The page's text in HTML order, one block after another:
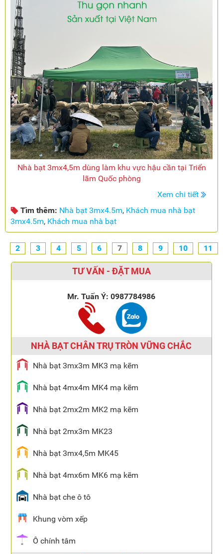
Nhà bạt 3mx4,5m dùng làm khu vực hậu cần tại Triển
lãm Quốc phòng
Xem chi tiết
Tìm thêm: Nhà bạt 3mx4.5m, Khách mua nhà bạt
3mx4.5m, Khách mua nhà bạt
2 3 4 5 6 7 8 9 10 11
TƯ VẤN - ĐẶT MUA
Mr. Tuấn Ý:0987784986
NHÀ BẠT CHÂN TRỤ TRÒN VỮNG CHẮC
Nhà bạt 3mx3m MK3 mạ kẽm
Nhà bạt 4mx4m MK4 mạ kẽm
Nhà bạt 2mx2m MK2 mạ kẽm
Nhà bạt 2mx3m MK23
Nhà bạt 3mx4,5m MK45
Nhà bạt 4mx6m MK6 mạ kẽm
Nhà bạt che ô tô
Khung vòm xếp
Ô chính tâm